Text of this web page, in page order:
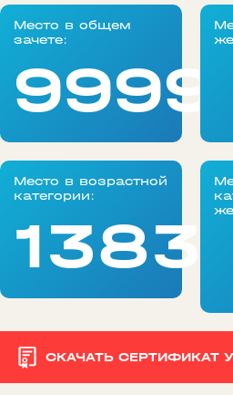
Место в общем
зачете:
Место в возрастной
категории:
1383
СКАЧАТЬ СЕРТИФИКАТ